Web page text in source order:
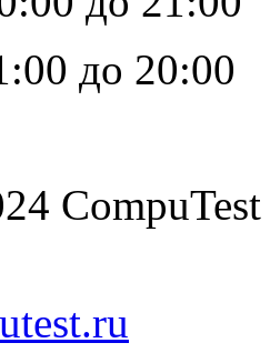
до 20:00
CompuTest